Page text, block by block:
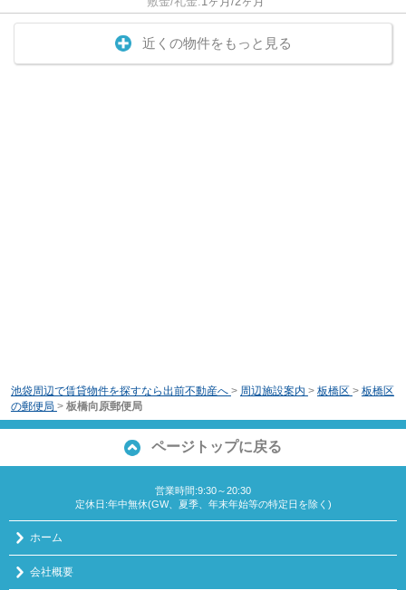
近くの物件をもっと見る
池袋周辺で賃貸物件を探すなら出前不動産へ > 周辺施設案内 > 板橋区 > 板橋区
の郵便局 > 板橋向原郵便局
ページトップに戻る
営業時間:9:30～20:30
定休日:年中無休(GW、夏季、年末年始等の特定日を除く)
ホーム
会社概要